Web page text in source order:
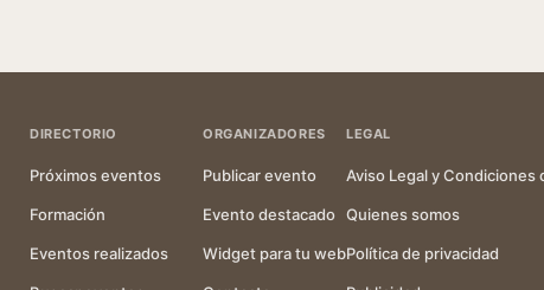
DIRECTORIO
Próximos eventos
Formación
Eventos realizados
ORGANIZADORES
Publicar evento
Evento destacado
Widget para tu web
LEGAL
Aviso Legal y Condiciones
Quienes somos
Política de privacidad